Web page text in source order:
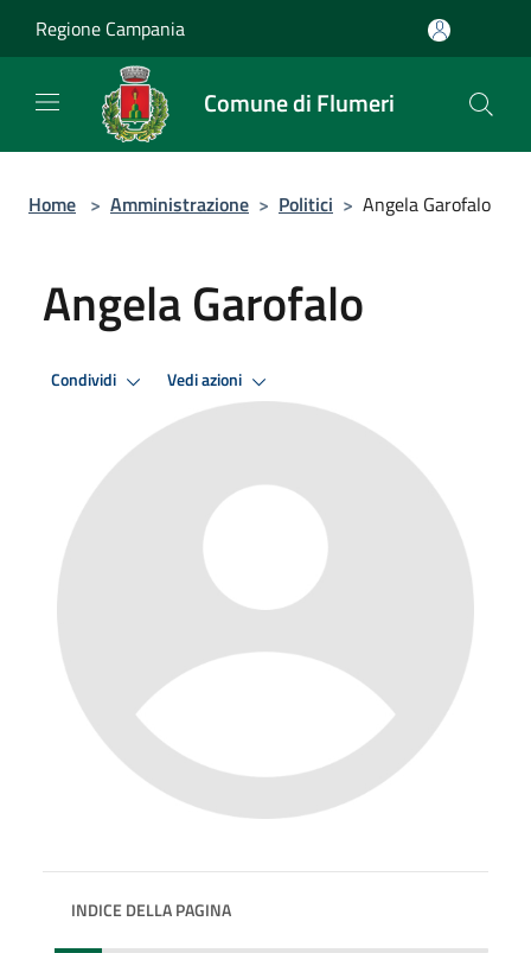
Regione Campania
Comune di Flumeri
Home > Amministrazione > Politici > Angela Garofalo
Angela Garofalo
Condividi Vedi azioni
INDICE DELLA PAGINA